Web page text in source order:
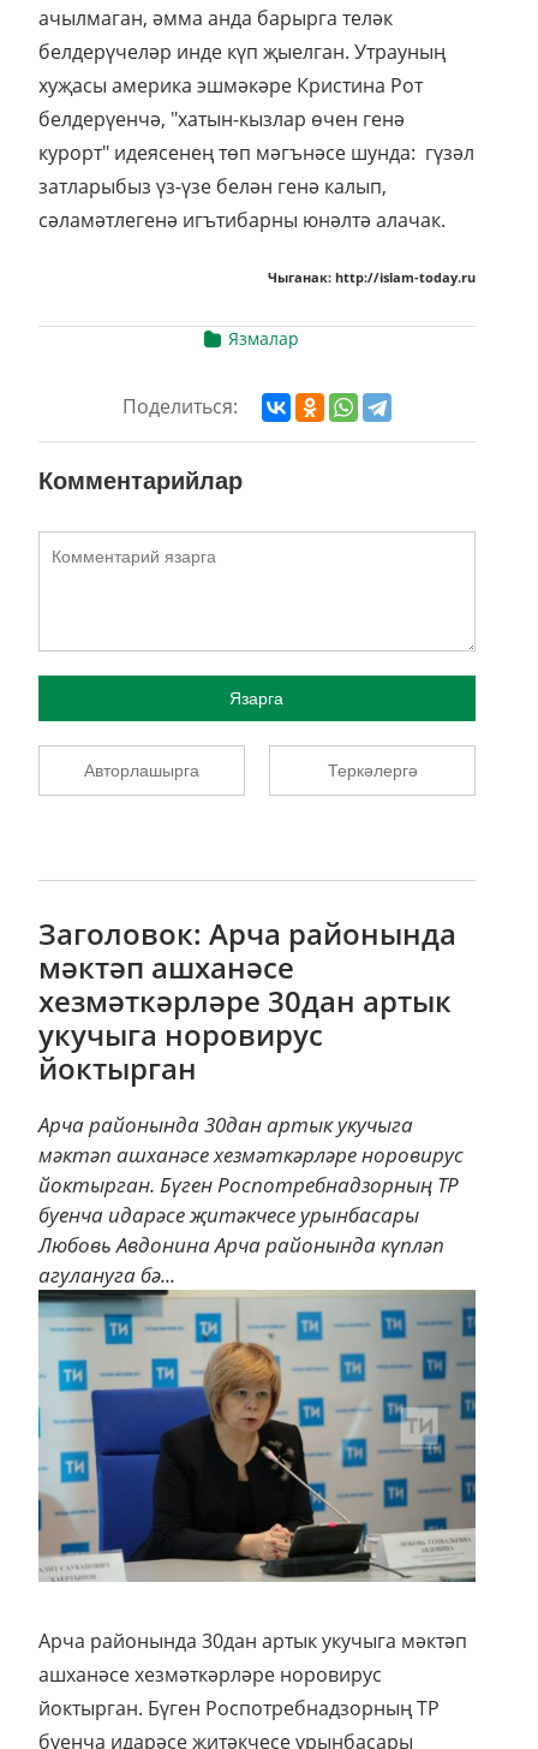
ачылмаган, әмма анда барырга теләк
белдерүчеләр инде күп җыелган. Утрауның
хуҗасы америка эшмәкәре Кристина Рот
белдерүенчә, "хатын-кызлар өчен генә
курорт" идеясенең төп мәгънәсе шунда: гүзәл
затларыбыз үз-үзе белән генә калып,
сәламәтлегенә игътибарны юнәлтә алачак.
Чыганак: http://islam-today.ru
Язмалар
Поделиться:
Комментарийлар
Язарга
Авторлашырга Теркәлергә
Заголовок: Арча районында
мәктәп ашханәсе
хезмәткәрләре 30дан артык
укучыга норовирус
йоктырган
Арча районында 30дан артык укучыга
мәктәп ашханәсе хезмәткәрләре норовирус
йоктырган. Бүген Роспотребнадзорның ТР
буенча идарәсе җитәкчесе урынбасары
Любовь Авдонина Арча районында күпләп
агулануга бә...
Арча районында 30дан артык укучыга мәктәп
ашханәсе хезмәткәрләре норовирус
йоктырган. Бүген Роспотребнадзорның ТР
буенча идарәсе җитәкчесе урынбасары